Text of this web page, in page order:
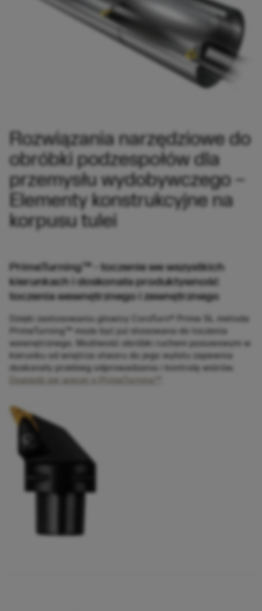
Rozwiązania narzędziowe do
obróbki podzespołów dla
przemysłu wydobywczego –
Elementy konstrukcyjne na
korpusu tulei
PrimeTurning™ - toczenie we wszystkich
kierunkach i doskonała produktywność
toczenia wewnętrznego i zewnętrznego
Dzięki zastosowaniu głowicy CoroTurn® Prime SL metoda
PrimeTurning™ może być już stosowana do toczenia
wewnętrznego. Możliwość obróbki ruchem posuwowym w
kierunku od wnętrza otworu do jego wylotu zapewnia
doskonały przebieg odprowadzania i kontrolę wiórów.
Dowiedz się więcej o PrimeTurning™